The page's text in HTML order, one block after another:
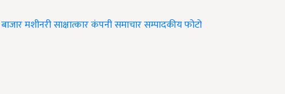
बाजारमशीनरीसाक्षात्कारकंपनी समाचारसम्पादकीयफोटो